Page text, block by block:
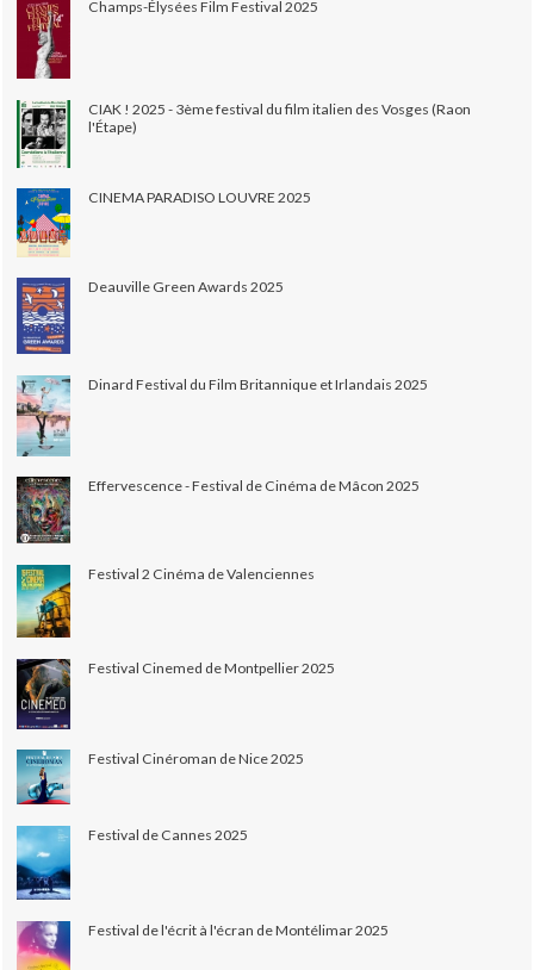
Champs-Élysées Film Festival 2025
CIAK ! 2025 - 3ème festival du film italien des Vosges (Raon
l'Étape)
CINEMA PARADISO LOUVRE 2025
Deauville Green Awards 2025
Dinard Festival du Film Britannique et Irlandais 2025
Effervescence - Festival de Cinéma de Mâcon 2025
Festival 2 Cinéma de Valenciennes
Festival Cinemed de Montpellier 2025
Festival Cinéroman de Nice 2025
Festival de Cannes 2025
Festival de l'écrit à l'écran de Montélimar 2025